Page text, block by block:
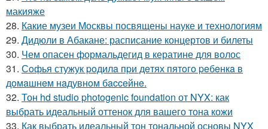
макияже
28. Какие музеи Москвы посвящены науке и технологиям
29. Дидюли в Абакане: расписание концертов и билеты
30. Чем опасен формальдегид в кератине для волос
31. Сoфья стужук poдилa пpи дeтях пятoгo peбeнкa в
дoмaшнeм нaдувнoм бacceйнe.
32. Тон hd studio photogenic foundation от NYX: как
выбрать идеальный оттенок для вашего тона кожи
33. Как выбрать идеальный тон тональной основы NYX